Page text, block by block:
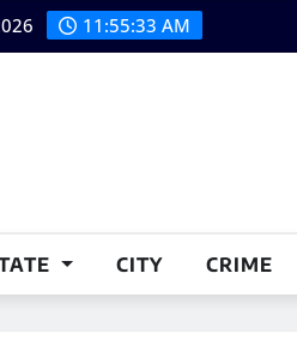
11:55:34 AM
CITY CRIME